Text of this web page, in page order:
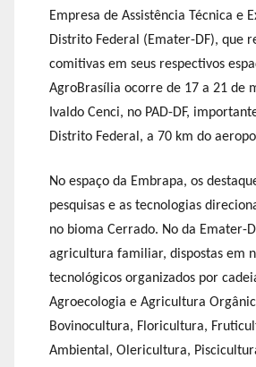
Empresa de Assistência Técnica e
Distrito Federal (Emater-DF), que
comitivas em seus respectivos
AgroBrasília ocorre de 17 a 21 de
Ivaldo Cenci, no PAD-DF,
Distrito Federal, a 70 km do
No espaço da Embrapa, os
pesquisas e as tecnologias
no bioma Cerrado. No da Emater-
agricultura familiar, dispostas em
tecnológicos organizados por
Agroecologia e Agricultura
Bovinocultura, Floricultura,
Ambiental, Olericultura,